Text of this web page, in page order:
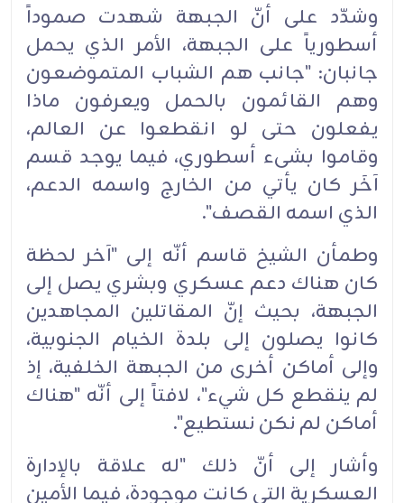
وشدّد على أنّ الجبهة شهدت صموداً
أسطورياً على الجبهة، الأمر الذي يحمل
جانبان: "جانب هم الشباب المتموضعون
وهم القائمون بالحمل ويعرفون ماذا
يفعلون حتى لو انقطعوا عن العالم،
وقاموا بشىء أسطوري، فيما يوجد قسم
آخَر كان يأتي من الخارج واسمه الدعم،
الذي اسمه القصف".
وطمأن الشيخ قاسم أنّه إلى "آخر لحظة
كان هناك دعم عسكري وبشري يصل إلى
الجبهة، بحيث إنّ المقاتلين المجاهدين
كانوا يصلون إلى بلدة الخيام الجنوبية،
وإلى أماكن أخرى من الجبهة الخلفية، إذ
لم ينقطع كل شيء"، لافتاً إلى أنّه "هناك
أماكن لم نكن نستطيع".
وأشار إلى أنّ ذلك "له علاقة بالإدارة
العسكرية التي كانت موجودة، فيما الأمين